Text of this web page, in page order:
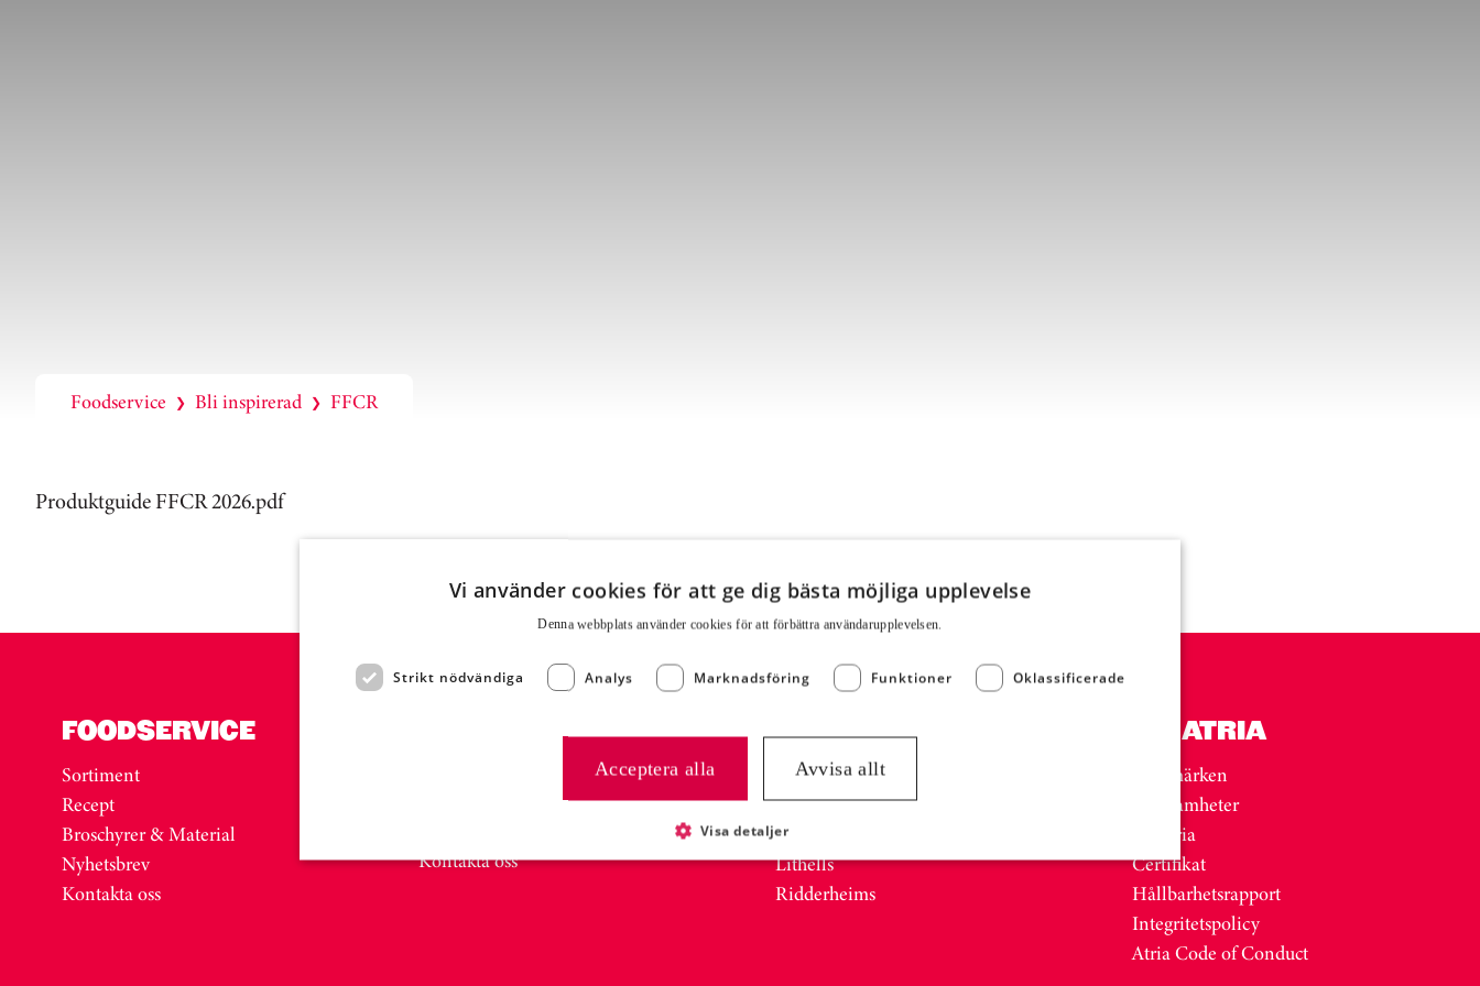
Foodservice ❯ Bli inspirerad ❯ FFCR
Produktguide FFCR 2026.pdf
FOODSERVICE
Sortiment
Recept
Broschyrer & Material
Nyhetsbrev
Kontakta oss
BUTIKSKÖK &
Kontakta oss
VARUMÄRKEN
Sibylla
Lönneberga
Gooh!
Lithells
Ridderheims
OM ATRIA
Varumärken
Verksamheter
Historia
Certifikat
Hållbarhetsrapport
Integritetspolicy
Atria Code of Conduct
Vi använder cookies för att ge dig bästa möjliga upplevelse
Denna webbplats använder cookies för att för­bättra användar­upplevelsen.
Strikt nödvändiga Analys Marknadsföring Funktioner Oklassificerade
Acceptera alla Avvisa allt
Visa detaljer